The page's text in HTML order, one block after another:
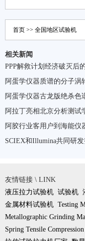
首页 >> 全国地区试验机
相关新闻
PPP解救计划经济破灭后
阿蛋学仪器质谱的分子涡
阿蛋学仪器古龙版绝杀色
阿拉丁亮相北京分析测试
阿胶行业客用户到海能仪
SCIEX和Illumina共同研
友情链接 \ LINK
液压拉力试验机 试验机
金属材料试验机 Testing
Metallographic Grinding
Spring Tensile